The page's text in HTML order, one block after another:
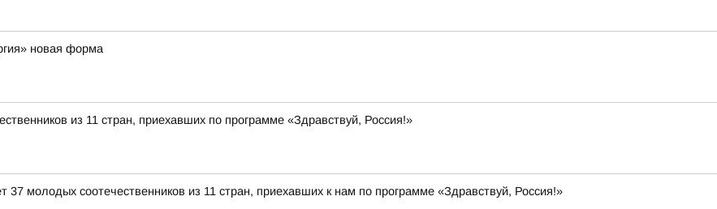
новая форма
из 11 стран, приехавших по программе «Здравствуй, Россия!»
37 молодых соотечественников из 11 стран, приехавших к нам по программе «Здравствуй, Россия!»